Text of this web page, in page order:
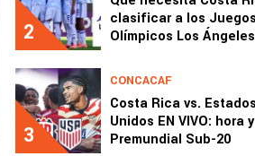
2
clasificar a los Juegos
Olímpicos Los
3
CONCACAF
Costa Rica vs. Estados
Unidos EN VIVO: hora
Premundial Sub-20